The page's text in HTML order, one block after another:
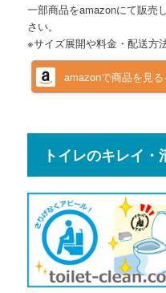
一部商品をamazonにて販売
さい。
※サイズ展開や料金・配送方
amazonで商品を見
トイレのキレイ・